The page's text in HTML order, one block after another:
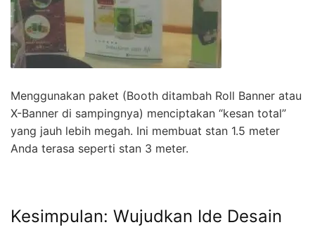
Menggunakan paket (Booth ditambah Roll Banner atau
X-Banner di sampingnya) menciptakan “kesan total”
yang jauh lebih megah. Ini membuat stan 1.5 meter
Anda terasa seperti stan 3 meter.
Kesimpulan: Wujudkan Ide Desain